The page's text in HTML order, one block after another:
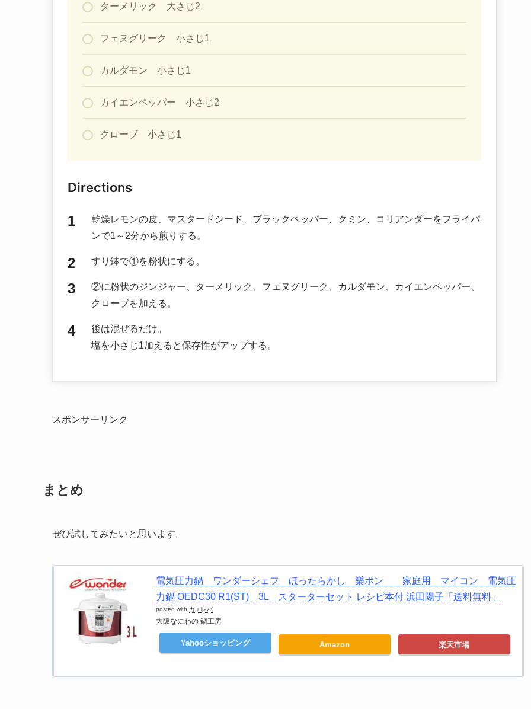
ターメリック 大さじ2
フェヌグリーク 小さじ1
カルダモン 小さじ1
カイエンペッパー 小さじ2
クローブ 小さじ1
Directions
乾燥レモンの皮、マスタードシード、ブラックペッパー、クミン、コリアンダーをフライパ
ンで1～2分から煎りする。
すり鉢で①を粉状にする。
②に粉状のジンジャー、ターメリック、フェヌグリーク、カルダモン、カイエンペッパー、
クローブを加える。
後は混ぜるだけ。
塩を小さじ1加えると保存性がアップする。
スポンサーリンク
まとめ
ぜひ試してみたいと思います。
電気圧力鍋 ワンダーシェフ ほったらかし 樂ポン 家庭用 マイコン 電気圧
力鍋 OEDC30 R1(ST) 3L スターターセット レシピ本付 浜田陽子「送料無料」
posted with カエレバ
大阪なにわの 鍋工房
Yahooショッピング Amazon 楽天市場